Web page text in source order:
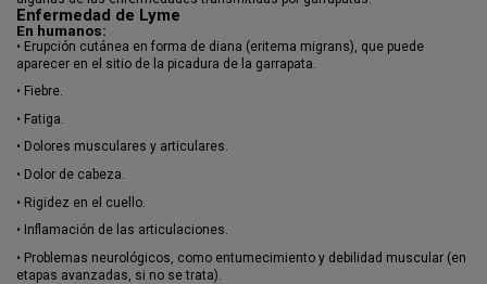
Enfermedad de Lyme
En humanos:
• Erupción cutánea en forma de diana (eritema migrans), que puede
aparecer en el sitio de la picadura de la garrapata.
• Fiebre.
• Fatiga.
• Dolores musculares y articulares.
• Dolor de cabeza.
• Rigidez en el cuello.
• Inflamación de las articulaciones.
• Problemas neurológicos, como entumecimiento y debilidad muscular (en
etapas avanzadas, si no se trata).